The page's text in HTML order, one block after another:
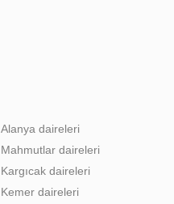
Alanya daireleri
Mahmutlar daireleri
Kargıcak daireleri
Kemer daireleri